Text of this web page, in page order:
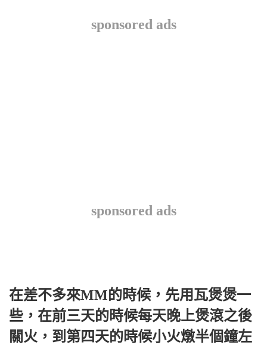
sponsored ads
sponsored ads
在差不多來MM的時候，先用瓦煲煲一
些，在前三天的時候每天晚上煲滾之後
關火，到第四天的時候小火燉半個鐘左